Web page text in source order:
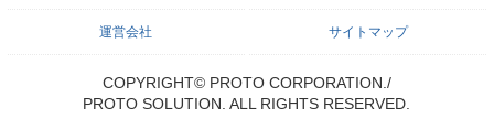
運営会社 サイトマップ
COPYRIGHT© PROTO CORPORATION./
PROTO SOLUTION. ALL RIGHTS RESERVED.